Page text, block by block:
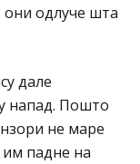
одлуче шта
дале
напад. Пошто
не маре
им падне на